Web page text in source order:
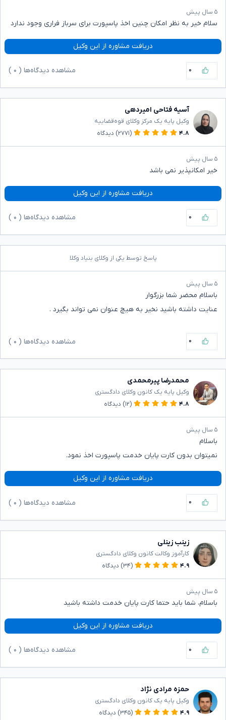
۵ سال پیش
سلام خیر به نظر امکان چنین اخذ پاسپورت برای سرباز فراری وجود ندارد
دریافت مشاوره از این وکیل
۰ مشاهده دیدگاه‌ها ( ۰
آسیه فتاحی امیردهی
وکیل پایه یک مرکز وکلای قوه‌قضاییه
۴.۸
(۲۷۷۱) دیدگاه
۵ سال پیش
خیر امکانپذیر نمی باشد
دریافت مشاوره از این وکیل
۰ مشاهده دیدگاه‌ها ( ۰
پاسخ توسط یکی از وکلای بنیاد وکلا
۵ سال پیش
باسلام محضر شما بزرگوار
عنایت داشته باشید نخیر به هیچ عنوان نمی تواند بگیرد .
۰ مشاهده دیدگاه‌ها ( ۰
محمدرضا پیرمحمدی
وکیل پایه یک کانون وکلای دادگستری
۴.۸
(۱۲) دیدگاه
۵ سال پیش
باسلام
نمیتوان بدون کارت پایان خدمت پاسپورت اخذ نمود.
دریافت مشاوره از این وکیل
۰ مشاهده دیدگاه‌ها ( ۰
زینب زینلی
کارآموز وکالت کانون وکلای دادگستری
۴.۹
(۳۴) دیدگاه
۵ سال پیش
باسلام، شما باید حتما کارت پایان خدمت داشته باشید
دریافت مشاوره از این وکیل
۰ مشاهده دیدگاه‌ها ( ۰
حمزه مرادی نژاد
وکیل پایه یک کانون وکلای دادگستری
۴.۹
(۳۴۵) دیدگاه